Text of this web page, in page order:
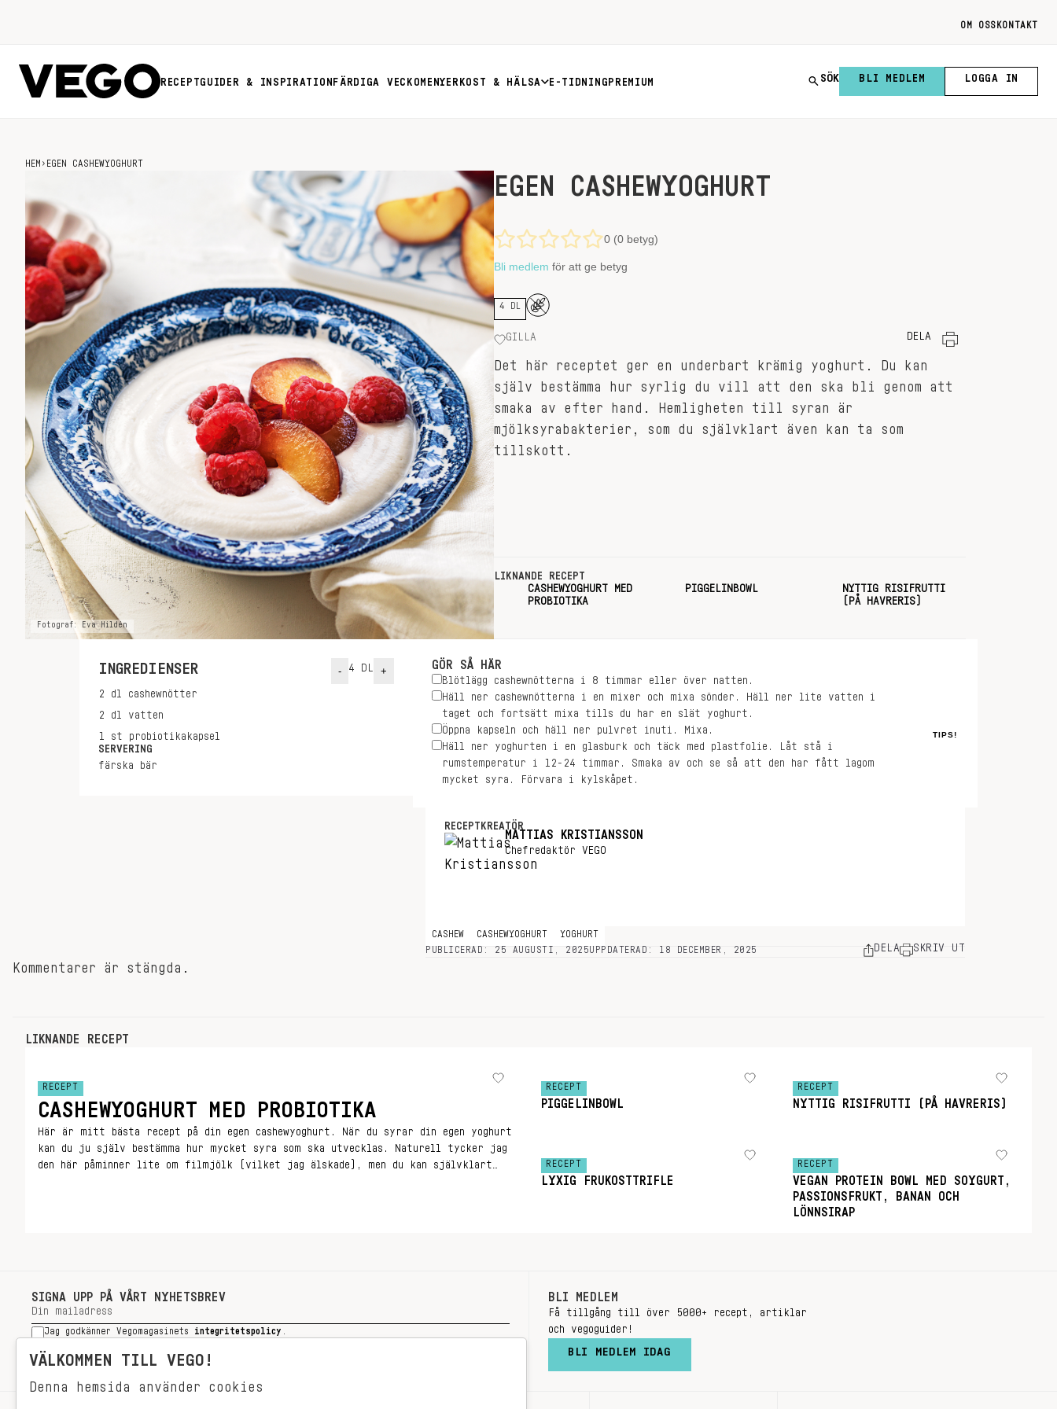
OM OSS KONTAKT
RECEPTGUIDER & INSPIRATION FÄRDIGA VECKOMENYER KOST & HÄLSA E-TIDNING PREMIUM SÖK BLI MEDLEM LOGGA IN
HEM › EGEN CASHEWYOGHURT
Fotograf: Eva Hildén
EGEN CASHEWYOGHURT
0 (0 betyg)
Bli medlem för att ge betyg
4 DL
GILLA DELA
Det här receptet ger en underbart krämig yoghurt. Du kan
själv bestämma hur syrlig du vill att den ska bli genom att
smaka av efter hand. Hemligheten till syran är
mjölksyrabakterier, som du självklart även kan ta som
tillskott.
LIKNANDE RECEPT
CASHEWYOGHURT MED
PROBIOTIKA
PIGGELINBOWL
NYTTIG RISIFRUTTI
(PÅ HAVRERIS)
INGREDIENSER - 4 DL +
2 dl
cashewnötter
2 dl
vatten
1 st
probiotikakapsel
SERVERING
färska bär
GÖR SÅ HÄR
Blötlägg cashewnötterna i 8 timmar eller över natten.
Häll ner cashewnötterna i en mixer och mixa sönder. Häll ner lite vatten i
taget och fortsätt mixa tills du har en slät yoghurt.
Öppna kapseln och häll ner pulvret inuti. Mixa.
Häll ner yoghurten i en glasburk och täck med plastfolie. Låt stå i
rumstemperatur i 12-24 timmar. Smaka av och se så att den har fått lagom
mycket syra. Förvara i kylskåpet.
TIPS!
RECEPTKREATÖR
MATTIAS KRISTIANSSON
Chefredaktör VEGO
CASHEW CASHEWYOGHURT
YOGHURT
PUBLICERAD: 25 AUGUSTI, 2025UPPDATERAD: 18 DECEMBER, 2025 DELA SKRIV UT
Kommentarer är stängda.
LIKNANDE RECEPT
RECEPT
CASHEWYOGHURT MED PROBIOTIKA
Här är mitt bästa recept på din egen cashewyoghurt. När du syrar din egen yoghurt
kan du ju själv bestämma hur mycket syra som ska utvecklas. Naturell tycker jag
den här påminner lite om filmjölk (vilket jag älskade), men du kan självklart
RECEPT
PIGGELINBOWL
RECEPT
NYTTIG RISIFRUTTI (PÅ HAVRERIS)
RECEPT
LYXIG FRUKOSTTRIFLE
RECEPT
VEGAN PROTEIN BOWL MED SOYGURT,
PASSIONSFRUKT, BANAN OCH
LÖNNSIRAP
SIGNA UPP PÅ VÅRT NYHETSBREV
Jag godkänner Vegomagasinets integritetspolicy
SIGNA UPP
BLI MEDLEM
Få tillgång till över 5000+ recept, artiklar
och vegoguider!
BLI MEDLEM IDAG
VÄLKOMMEN TILL VEGO!
Denna hemsida använder cookies